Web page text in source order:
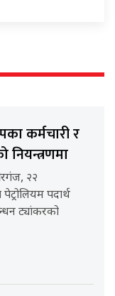
कर्मचारी र
नियन्त्रणमा
२२
पदार्थ
ट्यांकरको